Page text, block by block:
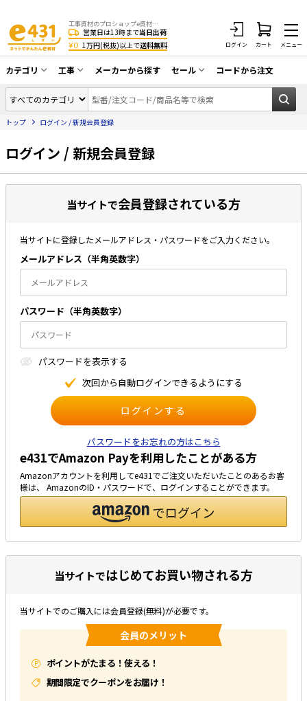
工事資材のプロショップe資材 CATV・アンテナ・防犯・光・LAN・電気・空調工事など
営業日は13時まで当日出荷
¥0 1万円(税抜)以上で送料無料 ログイン カート メニュー
カテゴリ
同軸ケーブル／テレビ用接栓／関連工具
アンテナ・取付金具・ブースター／CATV
配線補助具（モール・結束バンド・テー
プ類 他）
HDMIケーブル・周辺機器／RCAケーブル
光ファイバー・融着接続機関連
LANケーブル・コネクタ・関連資材/機器
ネットワーク機器
エアコン・換気扇・空調資材
太陽光発電ケーブル・コネクタ・関連資
材/機器
電源ケーブル／コネクタ／分電盤／ブレ
照明・照明器具
電源タップ・延長コード
スイッチ・コンセント（配線器具）
PF管/FEP管/CD管/情報線保護管
ボックス・ビニル電線管付属品・引き込
工具関連
その他
e431オリジナル
暑さ対策
販売終了品
工事
CATV・アンテナ工事
光工事・FTTH工事
エアコン・換気扇工事
防犯カメラ工事
LAN配線工事
電気配管工事
メーカーから探す セール
在庫一掃セール
コードから注文
トップ ログイン / 新規会員登録
ログイン / 新規会員登録
当サイトで会員登録されている方
当サイトに登録したメールアドレス・パスワードをご入力ください。
メールアドレス（半⾓英数字）
パスワード（半⾓英数字）
パスワードを表⽰する
次回から⾃動ログインできるようにする
パスワードをお忘れの方はこちら
e431でAmazon Payを利用したことがある方
Amazonアカウントを利用してe431でご注文いただいたことのあるお客
様は、 AmazonのID・パスワードで、ログインすることができます。
当サイトではじめてお買い物される方
当サイトでのご購入には会員登録(無料)が必要です。
会員のメリット
ポイントがたまる！使える！
期間限定でクーポンをお届け！